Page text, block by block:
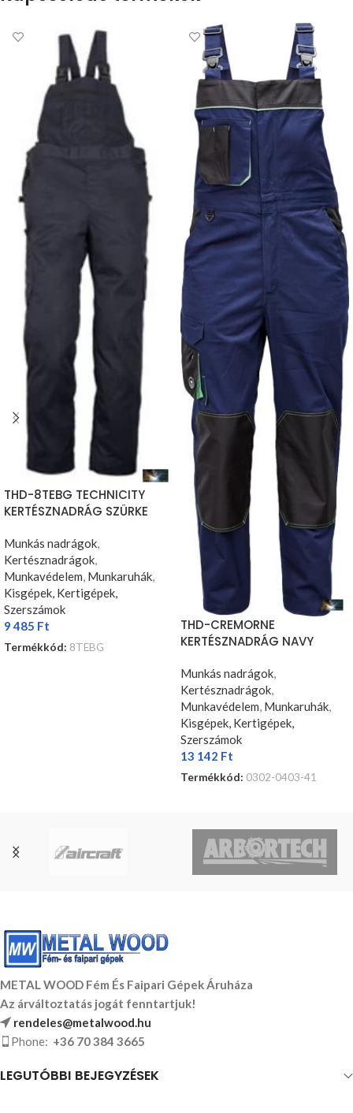
THD-8TEBG TECHNICITY
KERTÉSZNADRÁG SZÜRKE
Munkás nadrágok,
Kertésznadrágok,
Munkavédelem, Munkaruhák,
Kisgépek, Kertigépek,
Szerszámok
9 485 Ft
Termékkód: 8TEBG
THD-CREMORNE
KERTÉSZNADRÁG NAVY
Munkás nadrágok,
Kertésznadrágok,
Munkavédelem, Munkaruhák,
Kisgépek, Kertigépek,
Szerszámok
13 142 Ft
Termékkód: 0302-0403-41
METAL WOOD Fém És Faipari Gépek Áruháza
Az árváltoztatás jogát fenntartjuk!
rendeles@metalwood.hu
Phone: +36 70 384 3665
LEGUTÓBBI BEJEGYZÉSEK